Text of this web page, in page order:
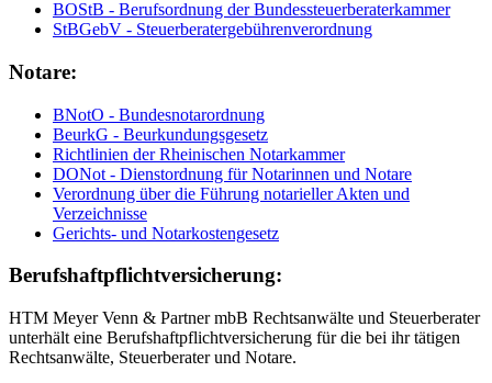
BOStB - Berufsordnung der Bundessteuerberaterkammer
StBGebV - Steuerberatergebührenverordnung
Notare:
BNotO - Bundesnotarordnung
BeurkG - Beurkundungsgesetz
Richtlinien der Rheinischen Notarkammer
DONot - Dienstordnung für Notarinnen und Notare
Verordnung über die Führung notarieller Akten und
Verzeichnisse
Gerichts- und Notarkostengesetz
Berufshaftpflichtversicherung:
HTM Meyer Venn & Partner mbB Rechtsanwälte und Steuerberater
unterhält eine Berufshaftpflichtversicherung für die bei ihr tätigen
Rechtsanwälte, Steuerberater und Notare.